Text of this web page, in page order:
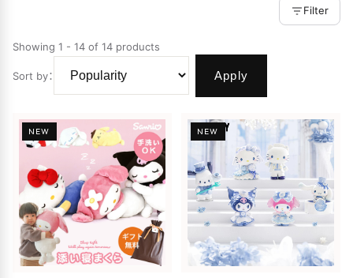
Filter
Showing 1 - 14 of 14 products
Sort by： Apply
NEW NEW